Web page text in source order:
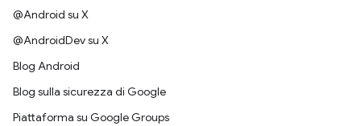
@Android su X
@AndroidDev su X
Blog Android
Blog sulla sicurezza di Google
Piattaforma su Google Groups